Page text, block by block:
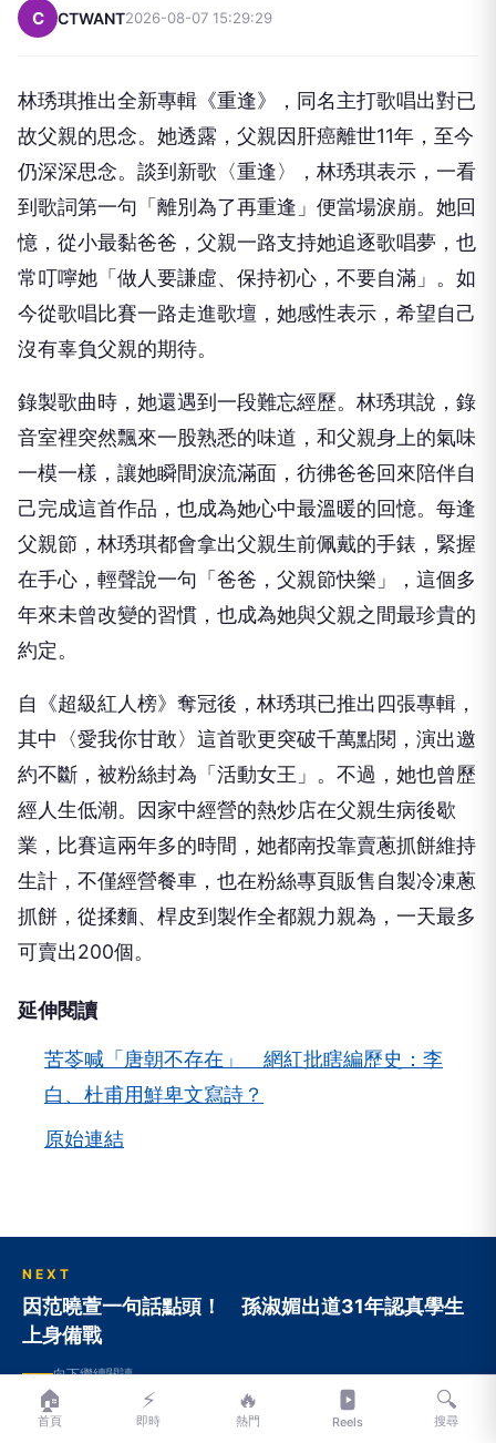
C CTWANT2026-08-07 15:29:29
林琇琪推出全新專輯《重逢》，同名主打歌唱出對已
故父親的思念。她透露，父親因肝癌離世11年，至今
仍深深思念。談到新歌〈重逢〉，林琇琪表示，一看
到歌詞第一句「離別為了再重逢」便當場淚崩。她回
憶，從小最黏爸爸，父親一路支持她追逐歌唱夢，也
常叮嚀她「做人要謙虛、保持初心，不要自滿」。如
今從歌唱比賽一路走進歌壇，她感性表示，希望自己
沒有辜負父親的期待。
錄製歌曲時，她還遇到一段難忘經歷。林琇琪說，錄
音室裡突然飄來一股熟悉的味道，和父親身上的氣味
一模一樣，讓她瞬間淚流滿面，彷彿爸爸回來陪伴自
己完成這首作品，也成為她心中最溫暖的回憶。每逢
父親節，林琇琪都會拿出父親生前佩戴的手錶，緊握
在手心，輕聲說一句「爸爸，父親節快樂」，這個多
年來未曾改變的習慣，也成為她與父親之間最珍貴的
約定。
自《超級紅人榜》奪冠後，林琇琪已推出四張專輯，
其中〈愛我你甘敢〉這首歌更突破千萬點閱，演出邀
約不斷，被粉絲封為「活動女王」。不過，她也曾歷
經人生低潮。因家中經營的熱炒店在父親生病後歇
業，比賽這兩年多的時間，她都南投靠賣蔥抓餅維持
生計，不僅經營餐車，也在粉絲專頁販售自製冷凍蔥
抓餅，從揉麵、桿皮到製作全都親力親為，一天最多
可賣出200個。
延伸閱讀
苦苓喊「唐朝不存在」 網紅批瞎編歷史：李
白、杜甫用鮮卑文寫詩？
原始連結
NEXT
因范曉萱一句話點頭！ 孫淑媚出道31年認真學生
上身備戰
向下繼續閱讀
🏠
首頁
⚡
即時
🔥
熱門 Reels
🔍
搜尋